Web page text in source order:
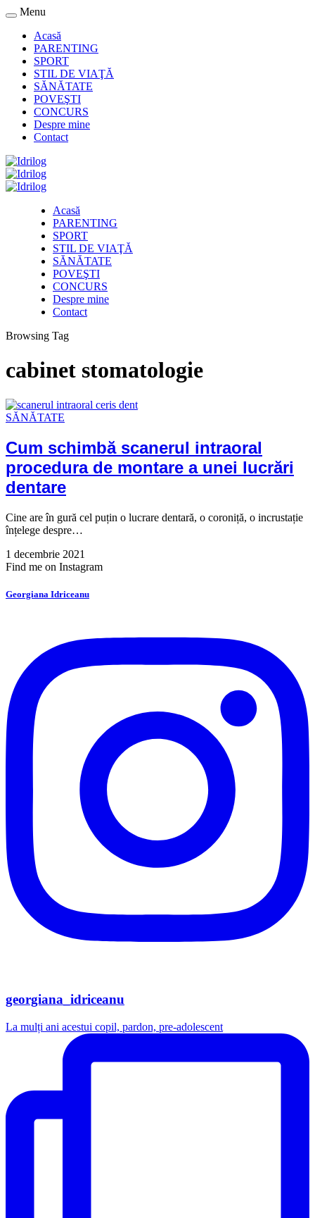
Menu
Acasă
PARENTING
SPORT
STIL DE VIAŢĂ
SĂNĂTATE
POVEŞTI
CONCURS
Despre mine
Contact
Acasă
PARENTING
SPORT
STIL DE VIAŢĂ
SĂNĂTATE
POVEŞTI
CONCURS
Despre mine
Contact
Browsing Tag
cabinet stomatologie
SĂNĂTATE
Cum schimbă scanerul intraoral
procedura de montare a unei lucrări
dentare
Cine are în gură cel puțin o lucrare dentară, o coroniță, o incrustație
înțelege despre…
1 decembrie 2021
Find me on Instagram
Georgiana Idriceanu
georgiana_idriceanu
La mulți ani acestui copil, pardon, pre-adolescent